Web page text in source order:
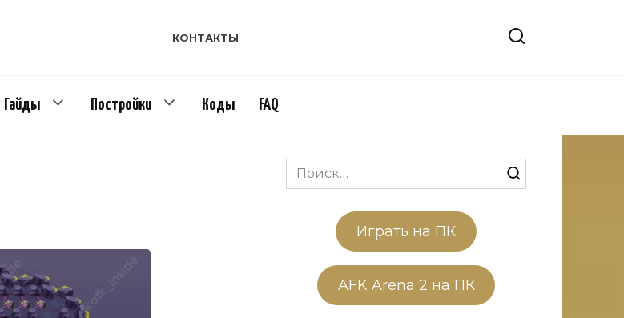
КОНТАКТЫ
Гайды Постройки Коды FAQ
Search
for:
Играть на ПК
AFK Arena 2 на ПК